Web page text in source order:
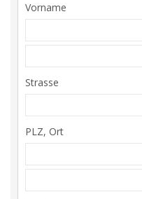
Vorname
Strasse
PLZ, Ort